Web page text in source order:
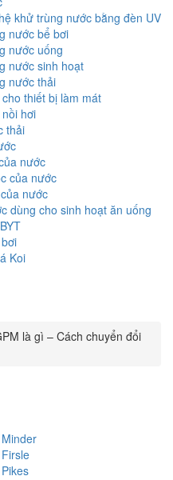
khử trùng nước bằng đèn UV
nước bể bơi
nước uống
nước sinh hoạt
nước thải
thiết bị làm mát
hơi
thải
nước
của nước
nước
dùng cho sinh hoạt ăn uống
Koi
là gì – Cách chuyển đổi